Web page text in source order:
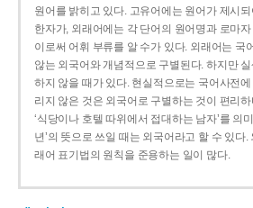
원어를 밝히고 있다. 고유어에는 원어가 제시
한자가, 외래어에는 각 단어의 원어명과 로마
이로써 어휘 부류를 알 수가 있다. 외래어는 국
않는 외국어와 개념적으로 구별된다. 하지만
하지 않을 때가 있다. 현실적으로는 국어사전
리지 않은 것은 외국어로 구별하는 것이 편리하
‘식당이나 호텔 따위에서 접대하는 남자’를 의
년’의 뜻으로 쓰일 때는 외국어라고 할 수 있다.
래어 표기법의 원칙을 준용하는 일이 많다.